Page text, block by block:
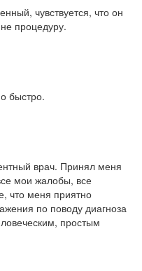
чувствуется, что он
процедуру.
быстро.
врач. Принял меня
мои жалобы, все
что меня приятно
по поводу диагноза
простым